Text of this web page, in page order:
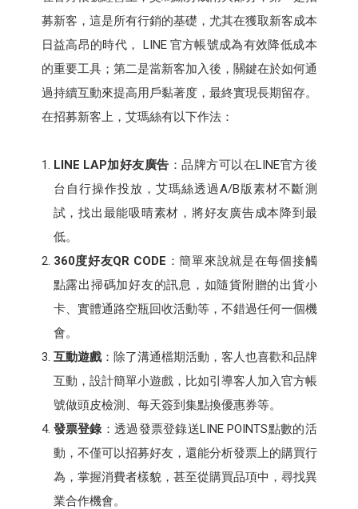
募新客，這是所有行銷的基礎，尤其在獲取新客成本
日益高昂的時代， LINE 官方帳號成為有效降低成本
的重要工具；第二是當新客加入後，關鍵在於如何通
過持續互動來提高用戶黏著度，最終實現長期留存。
在招募新客上，艾瑪絲有以下作法：
LINE LAP加好友廣告 ：品牌方可以在LINE官方後
台自行操作投放，艾瑪絲透過A/B版素材不斷測
試，找出最能吸晴素材，將好友廣告成本降到最
低。
360度好友QR CODE ：簡單來說就是在每個接觸
點露出掃碼加好友的訊息，如隨貨附贈的出貨小
卡、實體通路空瓶回收活動等，不錯過任何一個機
會。
互動遊戲：除了溝通檔期活動，客人也喜歡和品牌
互動，設計簡單小遊戲，比如引導客人加入官方帳
號做頭皮檢測、每天簽到集點換優惠券等。
發票登錄：透過發票登錄送LINE POINTS點數的活
動，不僅可以招募好友，還能分析發票上的購買行
為，掌握消費者樣貌，甚至從購買品項中，尋找異
業合作機會。